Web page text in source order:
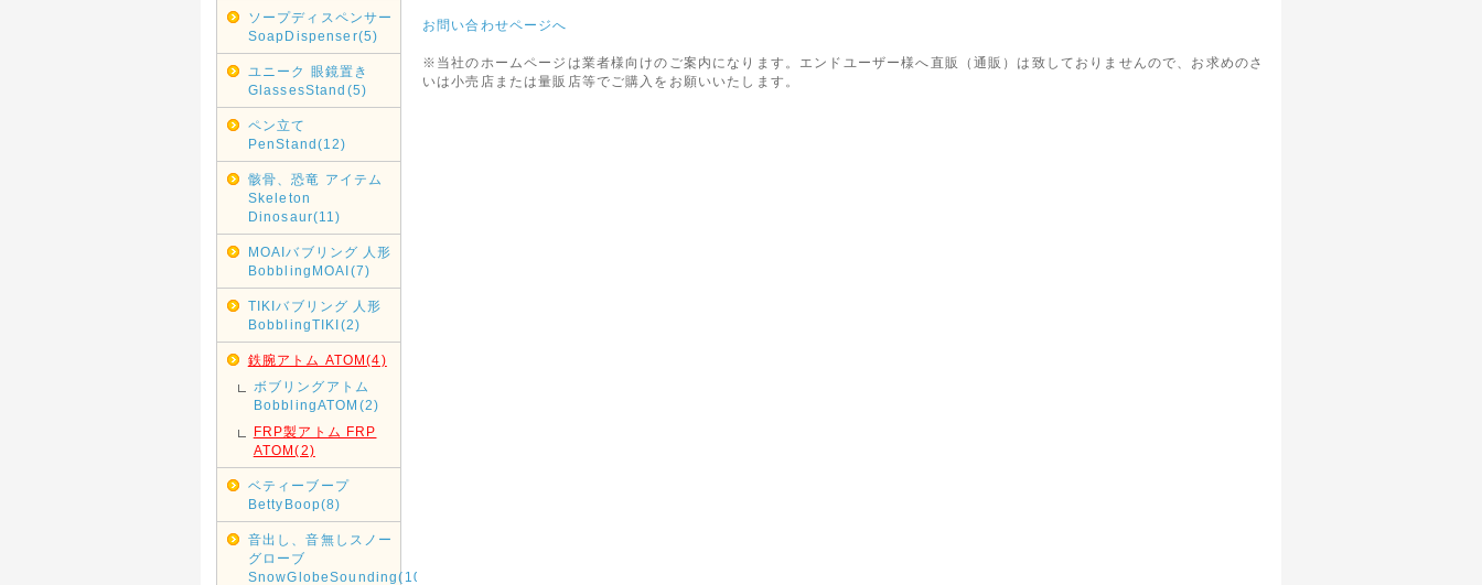
ソープディスペンサー
SoapDispenser(5)
ユニーク 眼鏡置き
GlassesStand(5)
ペン立て
PenStand(12)
骸骨、恐竜 アイテム
Skeleton
Dinosaur(11)
MOAIバブリング 人形
BobblingMOAI(7)
TIKIバブリング 人形
BobblingTIKI(2)
鉄腕アトム ATOM(4)
ボブリングアトム
BobblingATOM(2)
FRP製アトム FRP
ATOM(2)
ベティーブープ
BettyBoop(8)
音出し、音無しスノー
グローブ
SnowGlobeSounding(10)
お問い合わせページへ
※当社のホームページは業者様向けのご案内になります。エンドユーザー様へ直販（通販）は致しておりませんので、お求めのさ
いは小売店または量販店等でご購入をお願いいたします。